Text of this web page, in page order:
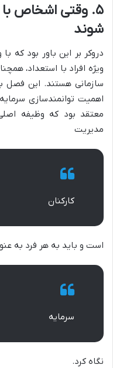
۵. وقتی اشخاص
شوند
دروکر بر این باور بود که
ویژه افراد با استعداد،
سازمانی هستند. این فصل
اهمیت توانمندسازی
معتقد بود که وظیفه
مدیریت
کارکنان
است و باید به هر فرد به
سرمایه
نگاه کرد.